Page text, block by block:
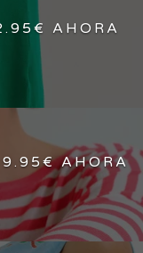
AHORA
AHORA